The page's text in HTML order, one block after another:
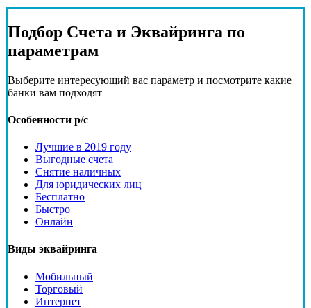
Подбор Счета и Эквайринга по
параметрам
Выберите интересующий вас параметр и посмотрите какие
банки вам подходят
Особенности р/с
Лучшие в 2019 году
Выгодные счета
Снятие наличных
Для юридических лиц
Бесплатно
Быстро
Онлайн
Виды эквайринга
Мобильный
Торговый
Интернет